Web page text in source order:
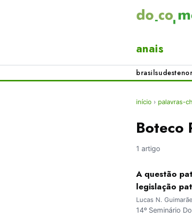
anais
brasilsudeste
início › palavras-
Boteco
1 artigo
A questão
legislação
Lucas N.
14º Seminário